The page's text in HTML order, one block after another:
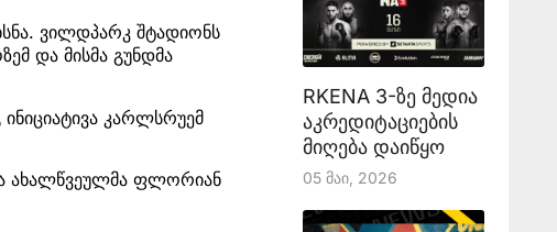
ვილდპარკ შტადიონს
და მისმა გუნდმა
კარლსრუემ
ახალწვეულმა ფლორიან
RKENA 3-ზე მედია
აკრედიტაციების
მიღება დაიწყო
05 Მაი, 2026